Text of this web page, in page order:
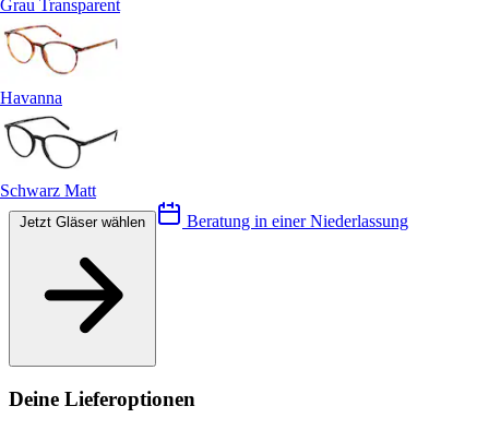
Grau Transparent
Havanna
Schwarz Matt
Beratung in einer Niederlassung
Deine Lieferoptionen